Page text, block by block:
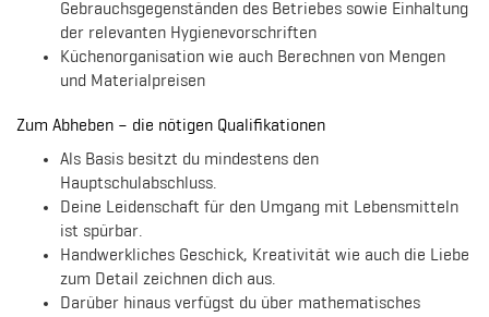
Gebrauchsgegenständen des Betriebes sowie Einhaltung
der relevanten Hygienevorschriften
Küchenorganisation wie auch Berechnen von Mengen
und Materialpreisen
Zum Abheben – die nötigen Qualifikationen
Als Basis besitzt du mindestens den
Hauptschulabschluss.
Deine Leidenschaft für den Umgang mit Lebensmitteln
ist spürbar.
Handwerkliches Geschick, Kreativität wie auch die Liebe
zum Detail zeichnen dich aus.
Darüber hinaus verfügst du über mathematisches